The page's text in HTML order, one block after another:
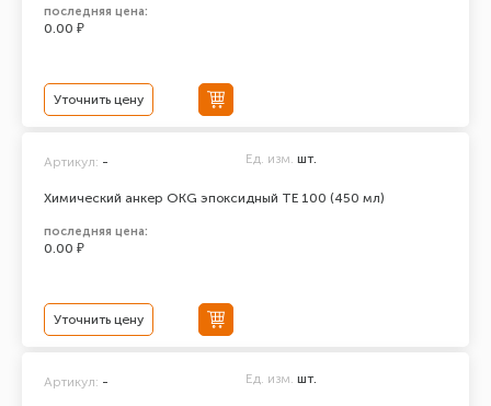
последняя цена:
0.00 ₽
Уточнить цену
Химический анкер ОКG эпоксидный ТЕ 100 (450 мл)
Артикул: - Ед. изм. шт.
последняя цена:
0.00 ₽
Уточнить цену
Артикул: - Ед. изм. шт.